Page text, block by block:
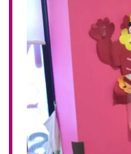
2022年 04月(20)
2022年 03月(22)
2022年 02月(15)
2022年 01月(19)
2021年 12月(20)
2021年 11月(20)
2021年 10月(21)